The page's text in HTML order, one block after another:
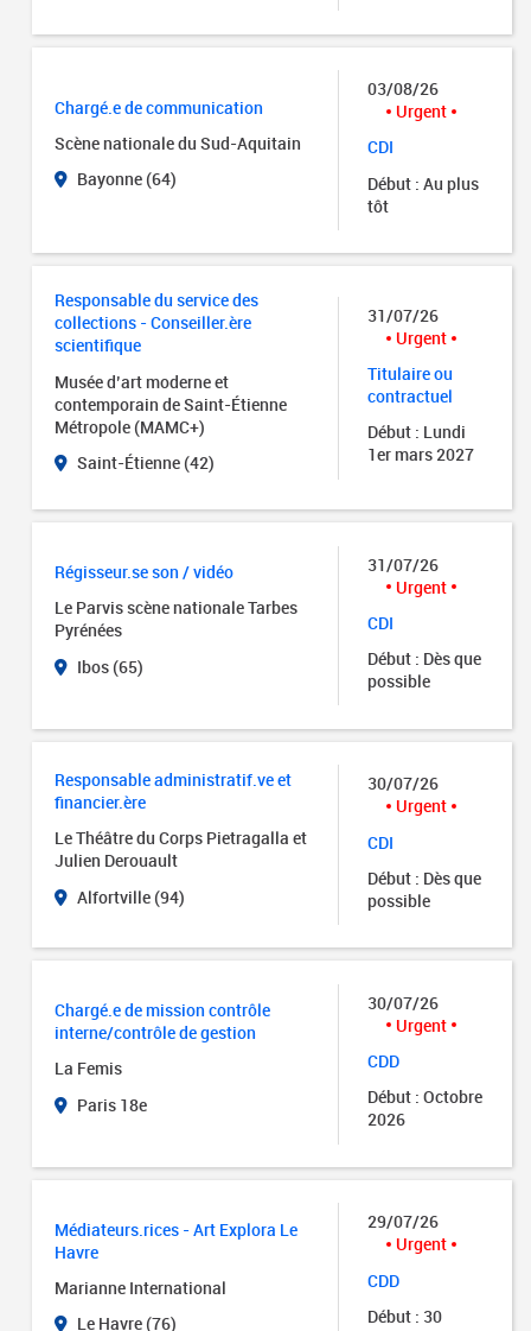
Chargé.e de communication
Scène nationale du Sud-Aquitain
Bayonne (64)
03/08/26
Urgent
CDI
Début : Au plus
tôt
Responsable du service des
collections - Conseiller.ère
scientifique
Musée d’art moderne et
contemporain de Saint-Étienne
Métropole (MAMC+)
Saint-Étienne (42)
31/07/26
Urgent
Titulaire ou
contractuel
Début : Lundi
1er mars 2027
Régisseur.se son / vidéo
Le Parvis scène nationale Tarbes
Pyrénées
Ibos (65)
31/07/26
Urgent
CDI
Début : Dès que
possible
Responsable administratif.ve et
financier.ère
Le Théâtre du Corps Pietragalla et
Julien Derouault
Alfortville (94)
30/07/26
Urgent
CDI
Début : Dès que
possible
Chargé.e de mission contrôle
interne/contrôle de gestion
La Femis
Paris 18e
30/07/26
Urgent
CDD
Début : Octobre
2026
Médiateurs.rices - Art Explora Le
Havre
Marianne International
Le Havre (76)
29/07/26
Urgent
CDD
Début : 30